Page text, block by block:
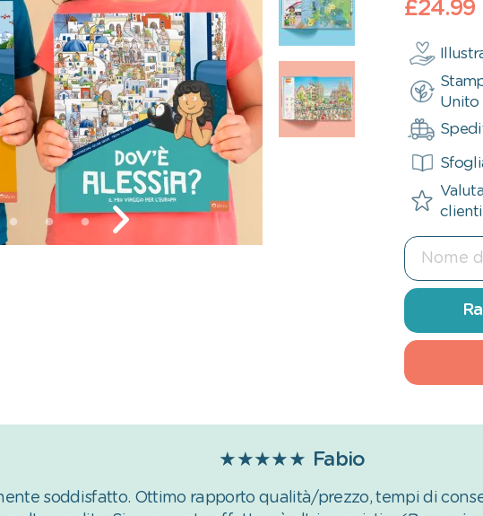
£24.99
Unito
★★★★★ Fabio
soddisfatto. Ottimo rapporto qualità/prezzo, tempi di